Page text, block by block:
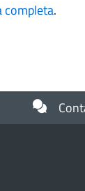
completa.